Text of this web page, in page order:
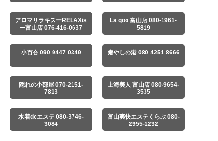
アロマリラキスーRELAXis
ー富山店 076-416-0637
La qoo 富山店 080-1961-
5819
小百合 090-9447-0349 癒やしの港 080-4251-8666
隠れの小部屋 070-2151-
7813
上海美人 富山店 080-9654-
3535
水着deエステ 080-3746-
3084
富山爽快エステくらぶ 080-
2955-1232